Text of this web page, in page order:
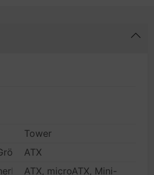
Tower
ATX
ATX, microATX, Mini-